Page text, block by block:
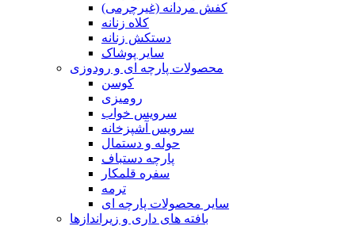
کفش مردانه (غیرچرمی)
کلاه زنانه
دستکش زنانه
سایر پوشاک
محصولات پارچه ای و رودوزی
کوسن
رومیزی
سرویس خواب
سرویس آشپزخانه
حوله و دستمال
پارچه دستباف
سفره قلمکار
ترمه
سایر محصولات پارچه ای
بافته های داری و زیراندازها